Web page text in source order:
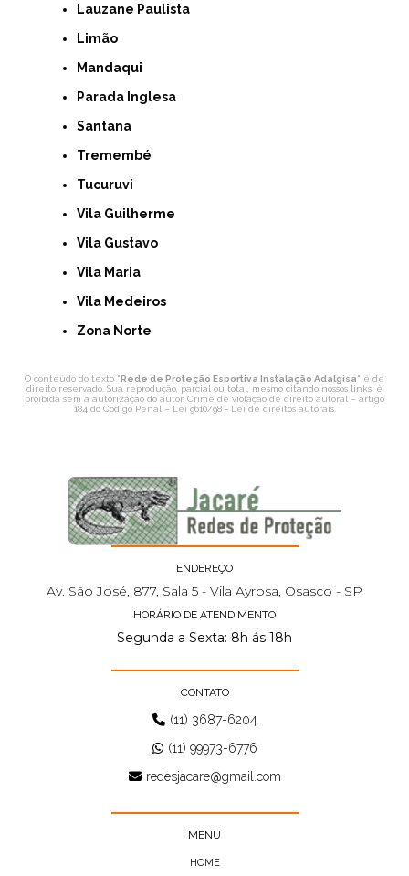
Lauzane Paulista
Limão
Mandaqui
Parada Inglesa
Santana
Tremembé
Tucuruvi
Vila Guilherme
Vila Gustavo
Vila Maria
Vila Medeiros
Zona Norte
O conteúdo do texto "Rede de Proteção Esportiva Instalação Adalgisa" é de
direito reservado. Sua reprodução, parcial ou total, mesmo citando nossos links, é
proibida sem a autorização do autor. Crime de violação de direito autoral – artigo
184 do Código Penal – Lei 9610/98 - Lei de direitos autorais.
ENDEREÇO
Av. São José, 877, Sala 5 - Vila Ayrosa, Osasco - SP
HORÁRIO DE ATENDIMENTO
Segunda a Sexta: 8h ás 18h
CONTATO
(11) 3687-6204
(11) 99973-6776
redesjacare@gmail.com
MENU
HOME